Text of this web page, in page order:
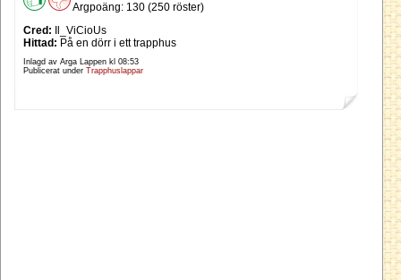
Argpoäng: 130 (250 röster)
Cred: Il_ViCioUs
Hittad: På en dörr i ett trapphus
Inlagd av Arga Lappen kl 08:53
Publicerat under Trapphuslappar